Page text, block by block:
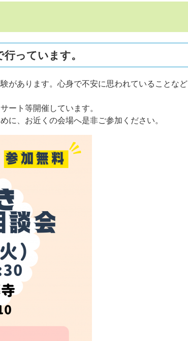
っています。
があります。心身で不安に思われていることなど
ート等開催しています。
に、お近くの会場へ是非ご参加ください。